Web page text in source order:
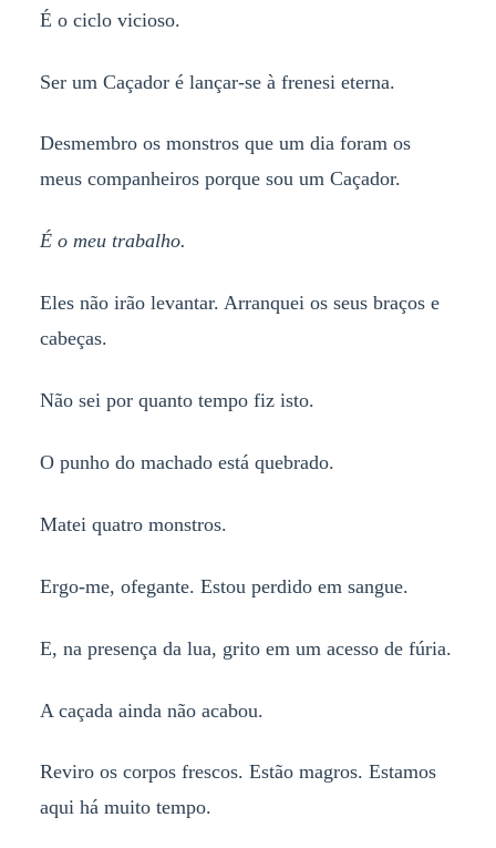
É o ciclo vicioso.
Ser um Caçador é lançar-se à frenesi eterna.
Desmembro os monstros que um dia foram os
meus companheiros porque sou um Caçador.
É o meu trabalho.
Eles não irão levantar. Arranquei os seus braços e
cabeças.
Não sei por quanto tempo fiz isto.
O punho do machado está quebrado.
Matei quatro monstros.
Ergo-me, ofegante. Estou perdido em sangue.
E, na presença da lua, grito em um acesso de fúria.
A caçada ainda não acabou.
Reviro os corpos frescos. Estão magros. Estamos
aqui há muito tempo.